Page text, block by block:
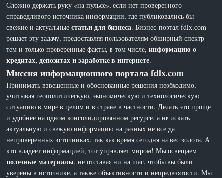
Сложно держать руку «на пульсе», если нет проверенного
справедливого источника информации, где публиковались бы
свежие и актуальныестатьи для бизнеса. Бизнес-портал fdlx.com
решает эту задачу, предоставляя пользователям обширный спектр
тем и только проверенные факты, в том числе,информацию о
кредитах, депозитах и заработке в интернете.
Миссия информационного портала fdlx.com
Принимать взвешенные и обоснованные решения необходимо,
учитывая геополитическую, экономическую и технологическую
ситуацию в мире в целом и в стране в частности. Делать это проще
и удобнее на одном консолидированном ресурсе, а не искать
актуальную и свежую информацию на разных не всегда
непроверенных источниках, так как время сегодня на вес золота. А
кто владеет информацией, тот управляет миром! Мы освещаем
полезные материалы, не отставая ни на шаг, чтобы вы были
уверены в источнике, а также объективности и непредвзятости. Мы